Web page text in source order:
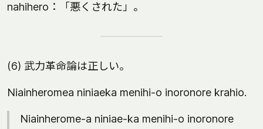
nahihero：「悪くされた」。
(6) 武力革命論は正しい。
Niainheromea niniaeka menihi-o inoronore krahio.
Niainherome-a niniae-ka menihi-o inoronore